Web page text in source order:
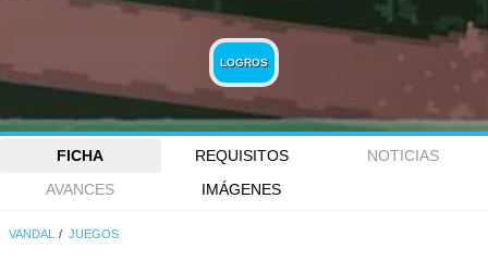
LOGROS
FICHA REQUISITOS
NOTICIAS
AVANCES
IMÁGENES
VANDAL JUEGOS